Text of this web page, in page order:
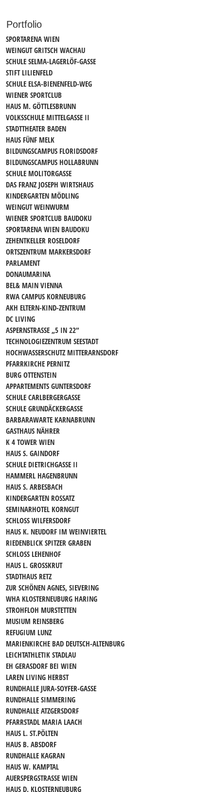
Portfolio
SPORTARENA WIEN
WEINGUT GRITSCH WACHAU
SCHULE SELMA-LAGERLÖF-GASSE
STIFT LILIENFELD
SCHULE ELSA-BIENENFELD-WEG
WIENER SPORTCLUB
HAUS M. GÖTTLESBRUNN
VOLKSSCHULE MITTELGASSE II
STADTTHEATER BADEN
HAUS FÜNF MELK
BILDUNGSCAMPUS FLORIDSDORF
BILDUNGSCAMPUS HOLLABRUNN
SCHULE MOLITORGASSE
DAS FRANZ JOSEPH WIRTSHAUS
KINDERGARTEN MÖDLING
WEINGUT WEINWURM
WIENER SPORTCLUB BAUDOKU
SPORTARENA WIEN BAUDOKU
ZEHENTKELLER ROSELDORF
ORTSZENTRUM MARKERSDORF
PARLAMENT
DONAUMARINA
BEL& MAIN VIENNA
RWA CAMPUS KORNEUBURG
AKH ELTERN-KIND-ZENTRUM
DC LIVING
ASPERNSTRASSE „5 IN 22“
TECHNOLOGIEZENTRUM SEESTADT
HOCHWASSERSCHUTZ MITTERARNSDORF
PFARRKIRCHE PERNITZ
BURG OTTENSTEIN
APPARTEMENTS GUNTERSDORF
SCHULE CARLBERGERGASSE
SCHULE GRUNDÄCKERGASSE
BARBARAWARTE KARNABRUNN
GASTHAUS NÄHRER
K 4 TOWER WIEN
HAUS S. GAINDORF
SCHULE DIETRICHGASSE II
HAMMERL HAGENBRUNN
HAUS S. ARBESBACH
KINDERGARTEN ROSSATZ
SEMINARHOTEL KORNGUT
SCHLOSS WILFERSDORF
HAUS K. NEUDORF IM WEINVIERTEL
RIEDENBLICK SPITZER GRABEN
SCHLOSS LEHENHOF
HAUS L. GROSSKRUT
STADTHAUS RETZ
ZUR SCHÖNEN AGNES, SIEVERING
WHA KLOSTERNEUBURG HARING
STROHFLOH MURSTETTEN
MUSIUM REINSBERG
REFUGIUM LUNZ
MARIENKIRCHE BAD DEUTSCH-ALTENBURG
LEICHTATHLETIK STADLAU
EH GERASDORF BEI WIEN
LAREN LIVING HERBST
RUNDHALLE JURA-SOYFER-GASSE
RUNDHALLE SIMMERING
RUNDHALLE ATZGERSDORF
PFARRSTADL MARIA LAACH
HAUS L. ST.PÖLTEN
HAUS B. ABSDORF
RUNDHALLE KAGRAN
HAUS W. KAMPTAL
AUERSPERGSTRASSE WIEN
HAUS D. KLOSTERNEUBURG